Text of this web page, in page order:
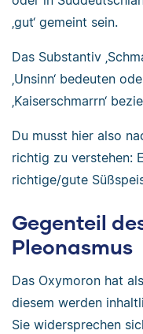
‚gut‘ gemeint sein.
Das Substantiv
‚Unsinn‘ bedeuten
‚Kaiserschmarrn‘
Du musst hier also
richtig zu verstehen:
richtige/gute
Gegenteil
Pleonasmus
Das Oxymoron hat
diesem werden
Sie widersprechen